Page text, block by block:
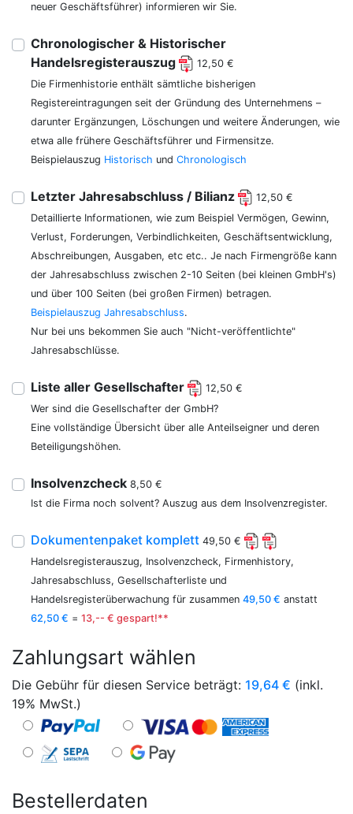
neuer Geschäftsführer) informieren wir Sie.
Chronologischer & Historischer
Handelsregisterauszug
12,50 €
Die Firmenhistorie enthält sämtliche bisherigen
Registereintragungen seit der Gründung des Unternehmens –
darunter Ergänzungen, Löschungen und weitere Änderungen, wie
etwa alle frühere Geschäftsführer und Firmensitze.
Beispielauszug Historisch und Chronologisch
Letzter Jahresabschluss / Bilianz
12,50 €
Detaillierte Informationen, wie zum Beispiel Vermögen, Gewinn,
Verlust, Forderungen, Verbindlichkeiten, Geschäftsentwicklung,
Abschreibungen, Ausgaben, etc etc.. Je nach Firmengröße kann
der Jahresabschluss zwischen 2-10 Seiten (bei kleinen GmbH's)
und über 100 Seiten (bei großen Firmen) betragen.
Beispielauszug Jahresabschluss.
Nur bei uns bekommen Sie auch "Nicht-veröffentlichte"
Jahresabschlüsse.
Liste aller Gesellschafter
12,50 €
Wer sind die Gesellschafter der GmbH?
Eine vollständige Übersicht über alle Anteilseigner und deren
Beteiligungshöhen.
Insolvenzcheck 8,50 €
Ist die Firma noch solvent? Auszug aus dem Insolvenzregister.
Dokumentenpaket komplett 49,50 €
Handelsregisterauszug, Insolvenzcheck, Firmenhistory,
Jahresabschluss, Gesellschafterliste und
Handelsregisterüberwachung für zusammen 49,50 € anstatt
62,50 € = 13,-- € gespart!**
Zahlungsart wählen
Die Gebühr für diesen Service beträgt: 19,64 € (inkl.
19% MwSt.)
Bestellerdaten